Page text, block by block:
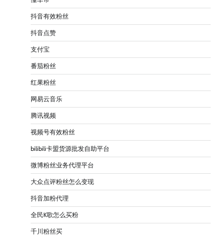
抖音有效粉丝
抖音点赞
支付宝
番茄粉丝
红果粉丝
网易云音乐
腾讯视频
视频号有效粉丝
bilibili卡盟货源批发自助平台
微博粉丝业务代理平台
大众点评粉丝怎么变现
抖音加粉代理
全民K歌怎么买粉
千川粉丝买